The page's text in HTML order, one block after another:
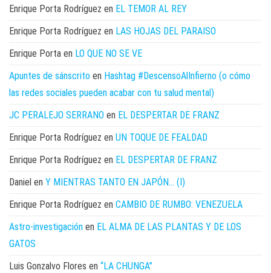
Enrique Porta Rodríguez en EL TEMOR AL REY
Enrique Porta Rodríguez en LAS HOJAS DEL PARAISO
Enrique Porta en LO QUE NO SE VE
Apuntes de sánscrito en Hashtag #DescensoAlInfierno (o cómo
las redes sociales pueden acabar con tu salud mental)
JC PERALEJO SERRANO en EL DESPERTAR DE FRANZ
Enrique Porta Rodríguez en UN TOQUE DE FEALDAD
Enrique Porta Rodríguez en EL DESPERTAR DE FRANZ
Daniel en Y MIENTRAS TANTO EN JAPÓN… (I)
Enrique Porta Rodríguez en CAMBIO DE RUMBO: VENEZUELA
Astro-investigación en EL ALMA DE LAS PLANTAS Y DE LOS
GATOS
Luis Gonzalvo Flores en “LA CHUNGA”